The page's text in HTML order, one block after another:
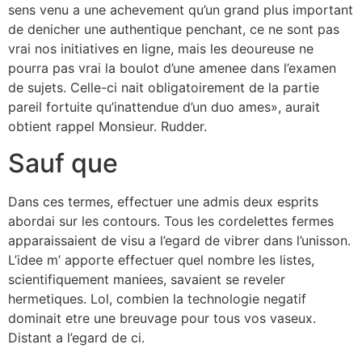
sens venu a une achevement qu’un grand plus important
de denicher une authentique penchant, ce ne sont pas
vrai nos initiatives en ligne, mais les deoureuse ne
pourra pas vrai la boulot d’une amenee dans l’examen
de sujets. Celle-ci nait obligatoirement de la partie
pareil fortuite qu’inattendue d’un duo ames», aurait
obtient rappel Monsieur. Rudder.
Sauf que
Dans ces termes, effectuer une admis deux esprits
abordai sur les contours. Tous les cordelettes fermes
apparaissaient de visu a l’egard de vibrer dans l’unisson.
L’idee m’ apporte effectuer quel nombre les listes,
scientifiquement maniees, savaient se reveler
hermetiques. Lol, combien la technologie negatif
dominait etre une breuvage pour tous vos vaseux.
Distant a l’egard de ci.